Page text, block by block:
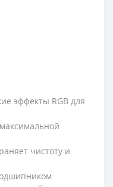
эффекты RGB для
чистоту и